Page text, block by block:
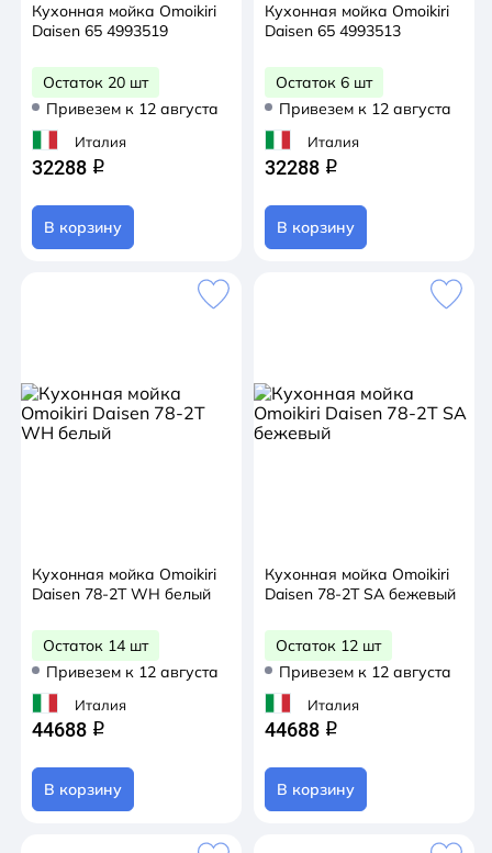
Кухонная мойка Omoikiri
Daisen 65 4993519
Остаток 20 шт
Привезем к 12 августа
Италия
32288 q
В корзину
Кухонная мойка Omoikiri
Daisen 65 4993513
Остаток 6 шт
Привезем к 12 августа
Италия
32288 q
В корзину
Кухонная мойка Omoikiri
Daisen 78-2T WH белый
Остаток 14 шт
Привезем к 12 августа
Италия
44688 q
В корзину
Кухонная мойка Omoikiri
Daisen 78-2T SA бежевый
Остаток 12 шт
Привезем к 12 августа
Италия
44688 q
В корзину